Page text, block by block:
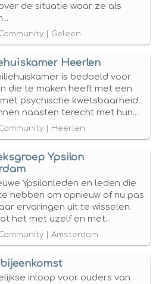
de situatie waar ze als
| Geleen
Heerlen
is bedoeld voor
die te maken heeft met een
psychische kwetsbaarheid.
naasten terecht met hun...
| Heerlen
Ypsilon
Ypsilonleden en leden die
hebben om opnieuw of nu pas
ervaringen uit te wisselen.
het met uzelf en met...
| Amsterdam
inloop voor ouders van